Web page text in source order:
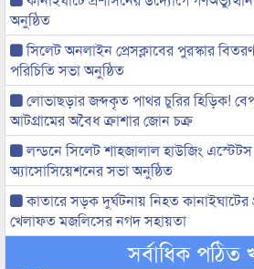
অনুষ্ঠিত
সিলেট অনলাইন প্রেসক্লাবের পুরস্কার
পরিচিতি সভা অনুষ্ঠিত
লোভাছড়ার জব্দকৃত পাথর চুরির হিড়িক!
আটগ্রামের অবৈধ ক্রাশার জোন চক্র
লন্ডনে সিলেট শাহজালাল হাউজিং
অ্যাসোসিয়েশনের সভা অনুষ্ঠিত
কাতারে সড়ক দুর্ঘটনায় নিহত কানাইঘাটের
খেলাফত মজলিসের নগদ সহায়তা
সর্বাধিক পঠিত